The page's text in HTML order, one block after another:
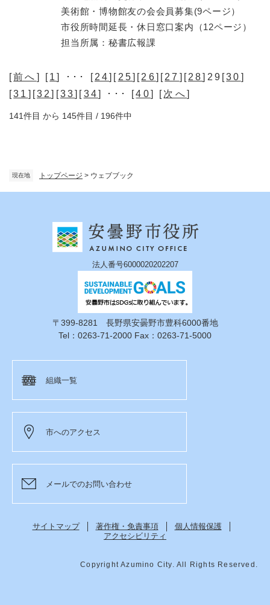
現在地 トップページ > ウェブブック
美術館・博物館友の会会員募集(9ページ）
市役所時間延長・休日窓口案内（12ページ）
担当所属：秘書広報課
[前へ ] [1] ･･･ [24][ 25][26][27 ][28]29[30 ]
[31 ][32][33][34] ･･･ [40] [次へ]
141件目 から 145件目 / 196件中
法人番号6000020202207
〒399-8281 長野県安曇野市豊科6000番地
Tel：0263-71-2000 Fax：0263-71-5000
組織一覧
市へのアクセス
メールでのお問い合わせ
サイトマップ 著作権・免責事項
個人情報保護
アクセシビリティ
Copyright Azumino City. All Rights Reserved.